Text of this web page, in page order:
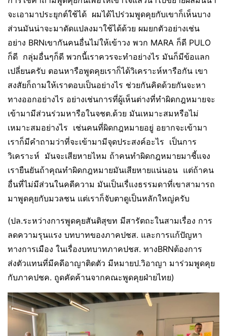
จะเอามาประยุกต์ใช้ได้ ผมได้ไปร่วมพูดคุยกับเขาก็เห็นบาง
ส่วนมันน่าจะมาดัดแปลงมาใช้ได้ด้วย ผมยกตัวอย่างเช่น
อย่าง BRNเขากันคนอื่นไม่ให้เข้าวง พวก MARA ก็ดี PULO
ก็ดี กลุ่มอื่นๆก็ดี พวกนี้เราควรจะทำอย่างไร มันก็มีข้อแลก
เปลี่ยนครับ ตอนหารือพูดคุยเราก็ได้วิเคราะห์หารือกัน เขา
สงสัยก็ถามให้เราตอบเป็นอย่างไร ช่วยกันคิดด้วยกันจะหา
ทางออกอย่างไร อย่างเช่นการที่ผู้เห็นต่างที่ทำผิดกฎหมายจะ
เข้ามามีส่วนร่วมหารือในจชต.ด้วย มันเหมาะสมหรือไม่
เหมาะสมอย่างไร เช่นคนที่ผิดกฎหมายอยู่ อยากจะเข้ามา
เราก็มีคำถามว่าที่จะเข้ามามีจุดประสงค์อะไร เป็นการ
วิเคราะห์ มันจะเสียหายไหม ถ้าคนทำผิดกฎหมายมาชี้แจง
เรายืนยันถ้าคุณทำผิดกฎหมายมันเสียหายแน่นอน แต่ถ้าคน
อื่นที่ไม่มีส่วนในคดีความ มันเป็นเรื่แงธรรมดาที่เขาสามารถ
มาพูดคุยกับมวลชน แต่เราก็จับตาดูเป็นหลักใหญ่ครับ
(ปล.ระหว่างการพูดคุยสันติสุขท มีสารัตถะในสามเรื่อง การ
ลดความรุนแรง บทบาทของภาคปชส. และการแก้ปัญหา
ทางการเมือง ในเรื่องบทบาทภาคปชส. ทางBRNต้องการ
ส่งตัวแทนที่มีคดีอาญาติดตัว มีหมายป.วิอาญา มาร่วมพูดคุย
กับภาคปชค. ถูดคัดค้านจากคณะพูดคุยฝ่ายไทย)